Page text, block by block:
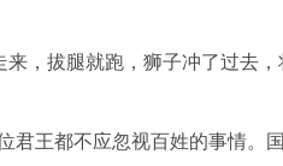
，拔腿就跑，狮子冲了过去
王都不应忽视百姓的事情。